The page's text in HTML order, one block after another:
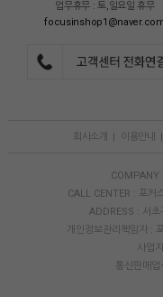
업무휴무 : 토,일요일 휴무
회사소개 이용안내
COMPANY
CALL CENTER : 포
ADDRESS : 서
개인정보관리책임자 :
사업
통신판매